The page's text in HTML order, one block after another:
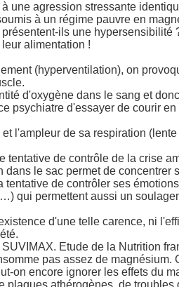
une agression stressante
à un régime pauvre en
ils une hypersensibilité
alimentation !
(hyperventilation), on
d'oxygène dans le sang et
psychiatre d'essayer de courir
l'ampleur de sa respiration
tentative de contrôle de la crise
le sac permet de concentrer
de contrôler ses
qui permettent aussi un
d'une telle carence, ni
SUVIMAX. Etude de la Nutrition
pas assez de magnésium.
on encore ignorer les effets du
plaques athérogènes, de troubles